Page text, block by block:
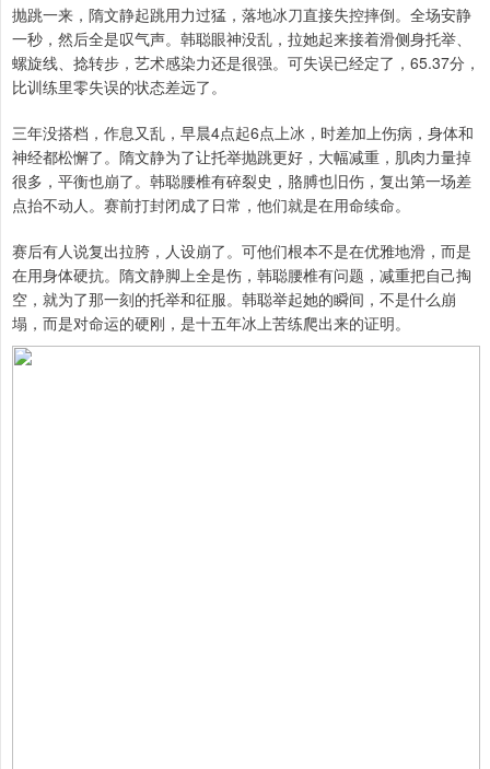
抛跳一来，隋文静起跳用力过猛，落地冰刀直接失控摔倒。全场安静
一秒，然后全是叹气声。韩聪眼神没乱，拉她起来接着滑侧身托举、
螺旋线、捻转步，艺术感染力还是很强。可失误已经定了，65.37分，
比训练里零失误的状态差远了。
三年没搭档，作息又乱，早晨4点起6点上冰，时差加上伤病，身体和
神经都松懈了。隋文静为了让托举抛跳更好，大幅减重，肌肉力量掉
很多，平衡也崩了。韩聪腰椎有碎裂史，胳膊也旧伤，复出第一场差
点抬不动人。赛前打封闭成了日常，他们就是在用命续命。
赛后有人说复出拉胯，人设崩了。可他们根本不是在优雅地滑，而是
在用身体硬抗。隋文静脚上全是伤，韩聪腰椎有问题，减重把自己掏
空，就为了那一刻的托举和征服。韩聪举起她的瞬间，不是什么崩
塌，而是对命运的硬刚，是十五年冰上苦练爬出来的证明。